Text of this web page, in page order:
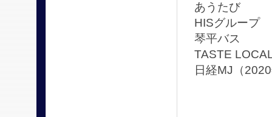
あうた
HISグル
琴平バ
TASTE
日経MJ（